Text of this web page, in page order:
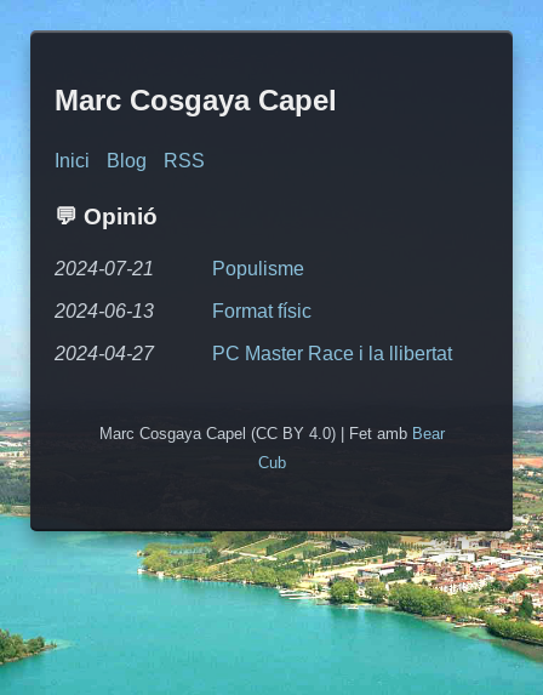
Marc Cosgaya Capel
Inici Blog RSS
💬 Opinió
2024-07-21 Populisme
2024-06-13 Format físic
2024-04-27 PC Master Race i la llibertat
Marc Cosgaya Capel (CC BY 4.0) | Fet amb Bear
Cub